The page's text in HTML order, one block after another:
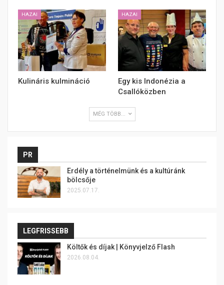
HAZAI
Kulináris kulmináció
HAZAI
Egy kis Indonézia a
Csallóközben
MÉG TÖBB...
PR
Erdély a történelmünk és a kultúránk
bölcsője
2025.07.17.
LEGFRISSEBB
Költők és díjak | Könyvjelző Flash
2026.08.04.